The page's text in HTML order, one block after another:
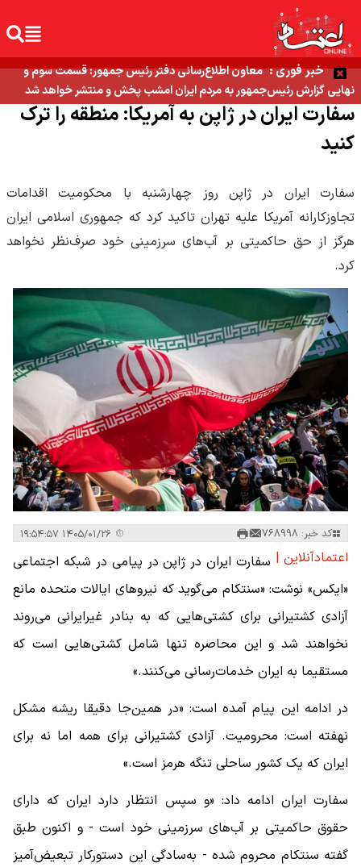
خبر فوری : معاون اطلاع‌رسانی دفتر رئیس جمهور: قسمت سوم و
نهایی گزارش رئیس‌جمهور به مردم ایران امشب پخش و منتشر خواهد شد
سفارت ایران در ژاپن به آمریکا: منطقه را ترک
کنید
سفارت ایران در ژاپن روز چهارشنبه با محکومیت اقدامات
تجاوزکارانه آمریکا علیه تهران تاکید کرد که جمهوری اسلامی ایران
هرگز از حق حاکمیتی بر آب‌های سرزمینی خود صرف‌نظر نخواهد
کرد.
کد خبر: 768998
اعتمادآنلاین | سفارت ایران در ژاپن در پیامی در شبکه اجتماعی
«ایکس» نوشت: «سنتکام می‌گوید که نیروهای ایالات متحده مانع
آزادی کشتیرانی برای کشتی‌هایی که به بنادر غیرایرانی می‌روند
نخواهند شد و این محاصره تنها شامل کشتی‌هایی است که
مستقیما به ایران خدمات‌رسانی می‌کنند.»
در ادامه این پیام آمده است: «در همین‌جا دقیقا ریشه مشکل
نهفته است: محرومیت. آزادی کشتیرانی برای همه اما نه برای
ایران که یک کشور ساحلی تنگه هرمز است‌.»
سفارت ایران ادامه داد: «و سپس انتظار دارد ایران که دارای
حقوق حاکمیتی بر آب‌های سرزمینی خود است - و اکنون طبق
گفته سنتکام محروم شده - به‌سادگی این دستورکار تبعیض‌آمیز